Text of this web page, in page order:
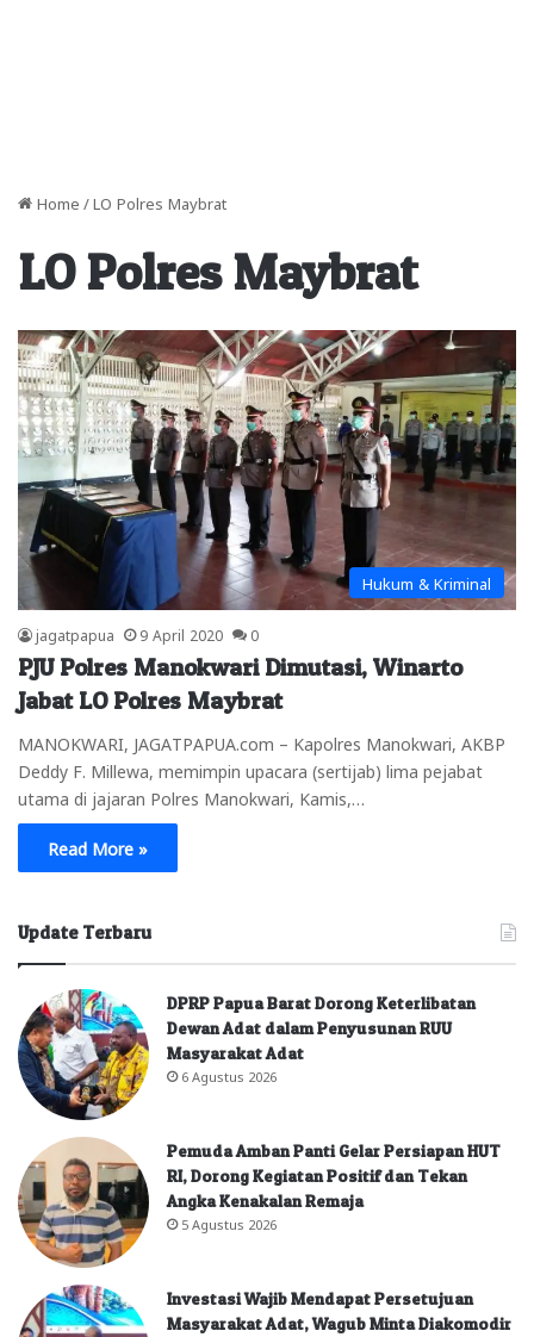
Home / LO Polres Maybrat
LO Polres Maybrat
Hukum & Kriminal
jagatpapua 9 April 2020 0
PJU Polres Manokwari Dimutasi, Winarto
Jabat LO Polres Maybrat
MANOKWARI, JAGATPAPUA.com – Kapolres Manokwari, AKBP
Deddy F. Millewa, memimpin upacara (sertijab) lima pejabat
utama di jajaran Polres Manokwari, Kamis,…
Read More »
Update Terbaru
DPRP Papua Barat Dorong Keterlibatan
Dewan Adat dalam Penyusunan RUU
Masyarakat Adat
6 Agustus 2026
Pemuda Amban Panti Gelar Persiapan HUT
RI, Dorong Kegiatan Positif dan Tekan
Angka Kenakalan Remaja
5 Agustus 2026
Investasi Wajib Mendapat Persetujuan
Masyarakat Adat, Wagub Minta Diakomodir